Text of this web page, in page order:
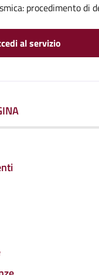
procedimento di
al servizio